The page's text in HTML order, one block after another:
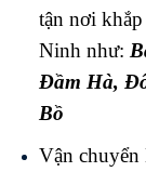
tận nơi
Ninh như:
Đầm Hà,
Bồ
Vận